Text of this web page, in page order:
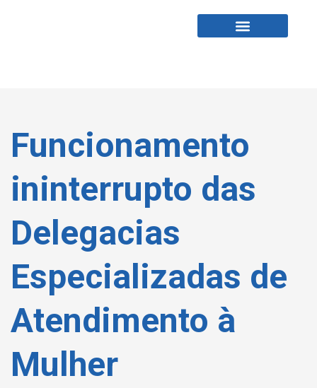
Funcionamento
ininterrupto das
Delegacias
Especializadas de
Atendimento à
Mulher